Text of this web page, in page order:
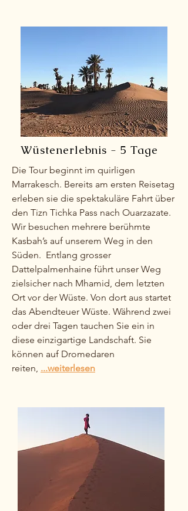
Wüstenerlebnis - 5 Tage
Die Tour beginnt im quirligen
Marrakesch. Bereits am ersten Reisetag
erleben sie die spektakuläre Fahrt über
den Tizn Tichka Pass nach Ouarzazate.
Wir besuchen mehrere berühmte
Kasbah’s auf unserem Weg in den
Süden. Entlang grosser
Dattelpalmenhaine führt unser Weg
zielsicher nach Mhamid, dem letzten
Ort vor der Wüste. Von dort aus startet
das Abendteuer Wüste. Während zwei
oder drei Tagen tauchen Sie ein in
diese einzigartige Landschaft. Sie
können auf Dromedaren
reiten, ...weiterlesen